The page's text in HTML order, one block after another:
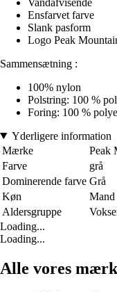
Ensfarvet farve
Slank pasform
Logo Peak
Sammensætning :
100% nylon
Polstring: 100 %
Foring: 100 %
Yderligere information
Mærke
Peak
Farve
grå
Dominerende farve Grå
Køn
Mand
Aldersgruppe
Loading...
Loading...
Alle vores